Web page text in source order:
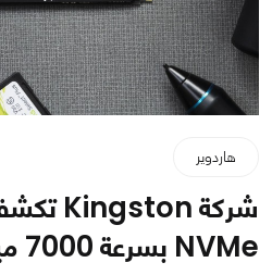
هاردوير
NVMe بسرعة 7000 ميجابايت في الثانية!